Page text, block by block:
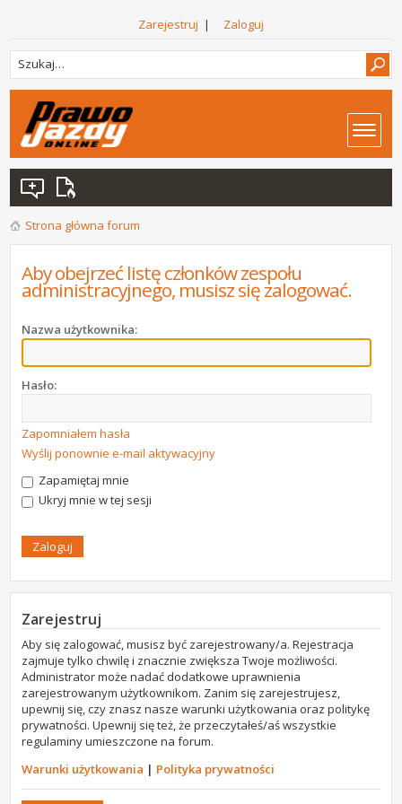
Zarejestruj | Zaloguj
Strona główna forum
Aby obejrzeć listę członków zespołu
administracyjnego, musisz się zalogować.
Nazwa użytkownika:
Hasło:
Zapomniałem hasła
Wyślij ponownie e-mail aktywacyjny
Zapamiętaj mnie
Ukryj mnie w tej sesji
Zarejestruj
Aby się zalogować, musisz być zarejestrowany/a. Rejestracja
zajmuje tylko chwilę i znacznie zwiększa Twoje możliwości.
Administrator może nadać dodatkowe uprawnienia
zarejestrowanym użytkownikom. Zanim się zarejestrujesz,
upewnij się, czy znasz nasze warunki użytkowania oraz politykę
prywatności. Upewnij się też, że przeczytałeś/aś wszystkie
regulaminy umieszczone na forum.
Warunki użytkowania | Polityka prywatności